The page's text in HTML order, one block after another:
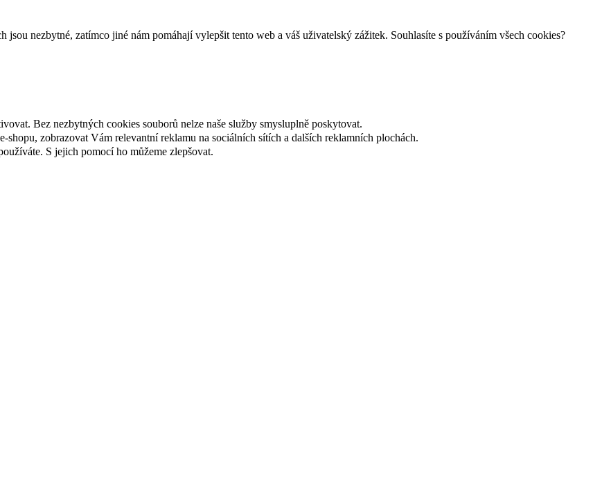
nezbytné, zatímco jiné nám pomáhají vylepšit tento web a váš uživatelský zážitek. Souhlasíte s používáním všech cookies?
Bez nezbytných cookies souborů nelze naše služby smysluplně poskytovat.
shopu, zobrazovat Vám relevantní reklamu na sociálních sítích a dalších reklamních plochách.
S jejich pomocí ho můžeme zlepšovat.